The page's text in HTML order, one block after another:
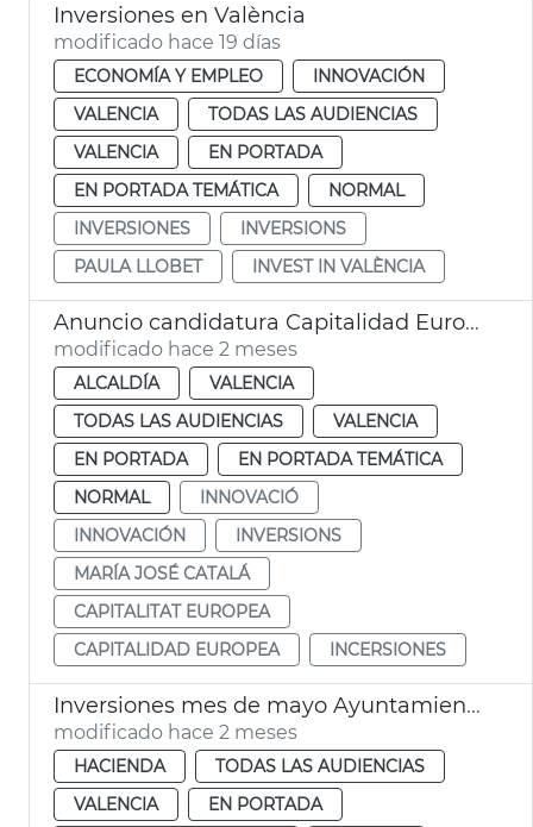
Inversiones en València
modificado hace 19 días
ECONOMÍA Y EMPLEO
INNOVACIÓN
VALENCIA
TODAS LAS AUDIENCIAS
VALENCIA
EN PORTADA
EN PORTADA TEMÁTICA
NORMAL
INVERSIONES
INVERSIONS
PAULA LLOBET
INVEST IN VALÈNCIA
Anuncio candidatura Capitalidad Europea Innovación València
modificado hace 2 meses
ALCALDÍA
VALENCIA
TODAS LAS AUDIENCIAS
VALENCIA
EN PORTADA
EN PORTADA TEMÁTICA
NORMAL
INNOVACIÓ
INNOVACIÓN
INVERSIONS
MARÍA JOSÉ CATALÁ
CAPITALITAT EUROPEA
CAPITALIDAD EUROPEA
INCERSIONES
Inversiones mes de mayo Ayuntamiento València
modificado hace 2 meses
HACIENDA
TODAS LAS AUDIENCIAS
VALENCIA
EN PORTADA